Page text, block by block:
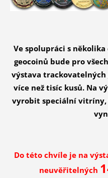
Ve spolupráci s
geocoinů bude pro
výstava
více než tisíc kusů. Na
vyrobit speciální vitríny,
Do této chvíle je na
neuvěřitelných